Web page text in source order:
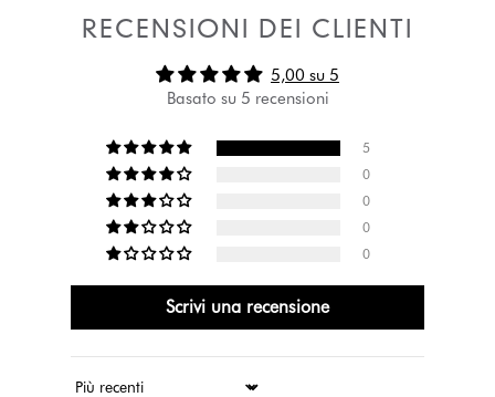
RECENSIONI DEI CLIENTI
5,00 su 5
Basato su 5 recensioni
5
0
0
0
0
Scrivi una recensione